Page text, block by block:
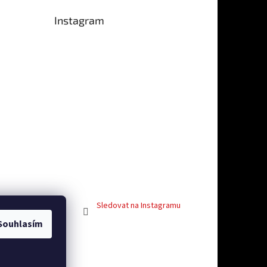
5 z 5 hvězdiček.
Instagram
Sledovat na Instagramu
Facebook